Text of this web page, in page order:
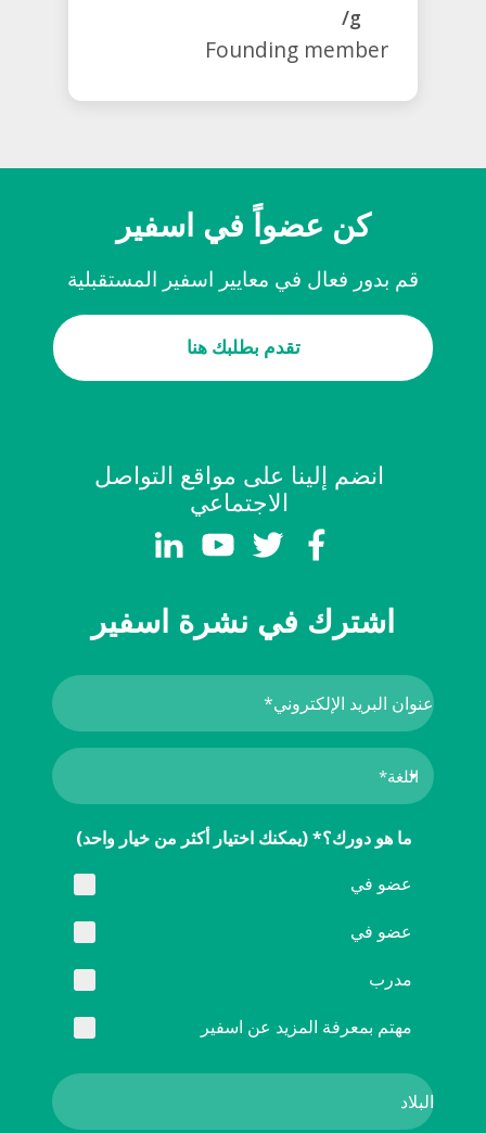
g/
Founding member
كن عضواً في اسفير
قم بدور فعال في معايير اسفير المستقبلية
تقدم بطلبك هنا
انضم إلينا على مواقع التواصل
الاجتماعي
اشترك في نشرة اسفير
ما هو دورك؟* (يمكنك اختيار أكثر من خيار واحد)
عضو في
عضو في
مدرب
مهتم بمعرفة المزيد عن اسفير